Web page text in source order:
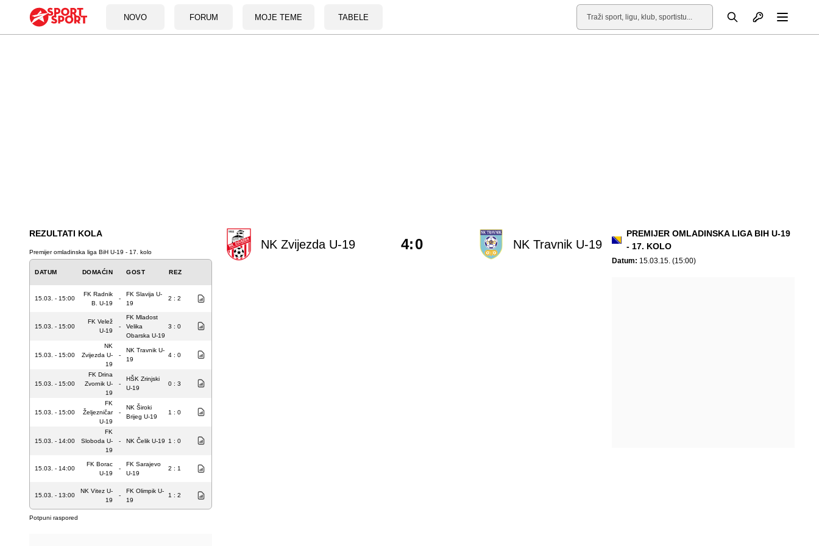
NOVO FORUM MOJE TEME TABELE
Pretraga Otvori profil
REZULTATI KOLA
Premijer omladinska liga BiH U-19 - 17. kolo
DATUM DOMAĆIN GOST REZ
15.03. - 15:00
FK Radnik
B. U-19
-
FK Slavija U-
19
2 : 2
15.03. - 15:00
FK Velež
U-19
-
FK Mladost
Velika
Obarska U-19
3 : 0
15.03. - 15:00
NK
Zvijezda U-
19
-
NK Travnik U-
19
4 : 0
15.03. - 15:00
FK Drina
Zvornik U-
19
-
HŠK Zrinjski
U-19
0 : 3
15.03. - 15:00
FK
Željezničar
U-19
-
NK Široki
Brijeg U-19
1 : 0
15.03. - 14:00
FK
Sloboda U-
19
- NK Čelik U-19 1 : 0
15.03. - 14:00
FK Borac
U-19
-
FK Sarajevo
U-19
2 : 1
15.03. - 13:00
NK Vitez U-
19
-
FK Olimpik U-
19
1 : 2
Potpuni raspored
NK Zvijezda U-19 NK Travnik U-19
4:0
PREMIJER OMLADINSKA LIGA BIH U-19
- 17. KOLO
Datum: 15.03.15. (15:00)